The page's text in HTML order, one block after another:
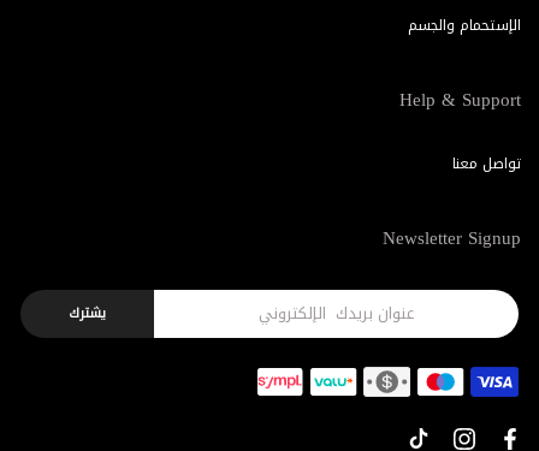
الإستحمام والجسم
Help & Support
تواصل معنا
Newsletter Signup
يشترك